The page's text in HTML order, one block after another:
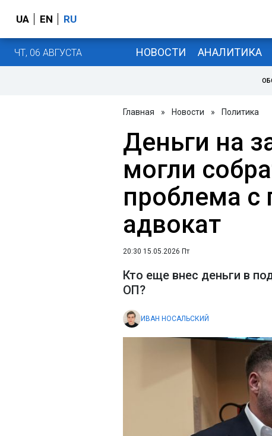
UA EN RU
ЧТ, 06 АВГУСТА НОВОСТИ АНАЛИТИКА
Главная » Новости » Политика
Деньги на
могли
проблема с
адвокат
20:30 15.05.2026 Пт
Кто еще внес деньги в
ОП?
ИВАН НОСАЛЬСКИЙ